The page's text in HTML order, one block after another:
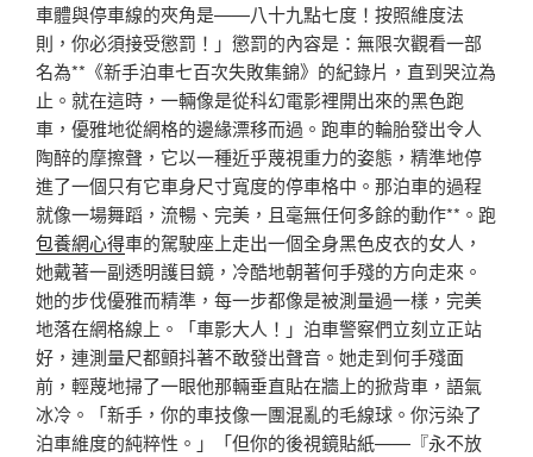
車體與停車線的夾角是——八十九點七度！按照維度法
則，你必須接受懲罰！」懲罰的內容是：無限次觀看一部
名為**《新手泊車七百次失敗集錦》的紀錄片，直到哭泣為
止。就在這時，一輛像是從科幻電影裡開出來的黑色跑
車，優雅地從網格的邊緣漂移而過。跑車的輪胎發出令人
陶醉的摩擦聲，它以一種近乎蔑視重力的姿態，精準地停
進了一個只有它車身尺寸寬度的停車格中。那泊車的過程
就像一場舞蹈，流暢、完美，且毫無任何多餘的動作**。跑
包養網心得車的駕駛座上走出一個全身黑色皮衣的女人，
她戴著一副透明護目鏡，冷酷地朝著何手殘的方向走來。
她的步伐優雅而精準，每一步都像是被測量過一樣，完美
地落在網格線上。「車影大人！」泊車警察們立刻立正站
好，連測量尺都顫抖著不敢發出聲音。她走到何手殘面
前，輕蔑地掃了一眼他那輛垂直貼在牆上的掀背車，語氣
冰冷。「新手，你的車技像一團混亂的毛線球。你污染了
泊車維度的純粹性。」「但你的後視鏡貼紙——『永不放